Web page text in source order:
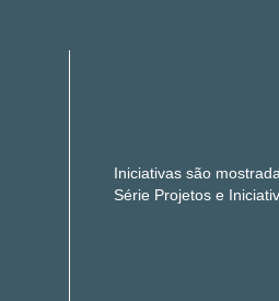
Iniciativas são
Série Projetos e